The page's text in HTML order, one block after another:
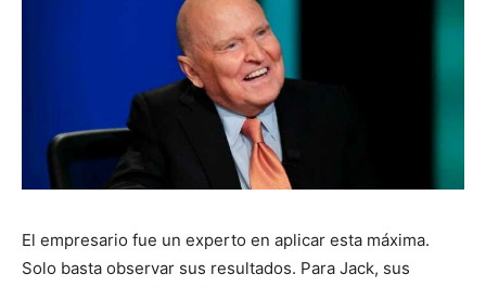
El empresario fue un experto en aplicar esta máxima.
Solo basta observar sus resultados. Para Jack, sus